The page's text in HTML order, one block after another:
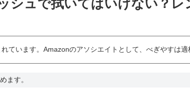
シュで拭いてはいけない？レ
ています。Amazonのアソシエイトとして、べぎやすは適
ます。